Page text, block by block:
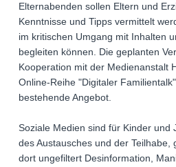
Elternabenden sollen Eltern und
Kenntnisse und Tipps vermittelt
im kritischen Umgang mit Inhalten
begleiten können. Die geplanten
Kooperation mit der Medienanstalt
Online-Reihe "Digitaler
bestehende Angebot.
Soziale Medien sind für Kinder und
des Austausches und der Teilhabe,
dort ungefiltert Desinformation,